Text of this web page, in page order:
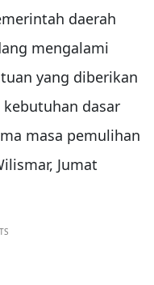
daerah
mengalami
yang diberikan
dasar
masa pemulihan
Jumat